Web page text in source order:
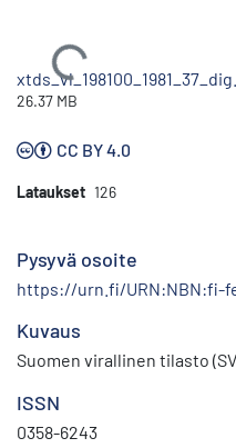
Ladataan...
26.37 MB
CC BY 4.0
Lataukset 126
Pysyvä osoite
https://urn.fi/URN:NBN:fi-
Kuvaus
Suomen virallinen tilasto
ISSN
0358-6243